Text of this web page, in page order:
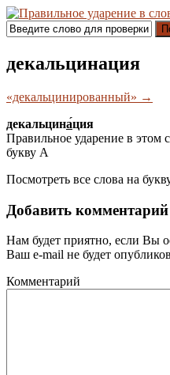
декальцинация
«декальцинированный» →
декальцина́ция
Правильное ударение в этом
букву А
Посмотреть все слова на
Добавить комментарий
Нам будет приятно, если Вы
Ваш e-mail не будет
Комментарий